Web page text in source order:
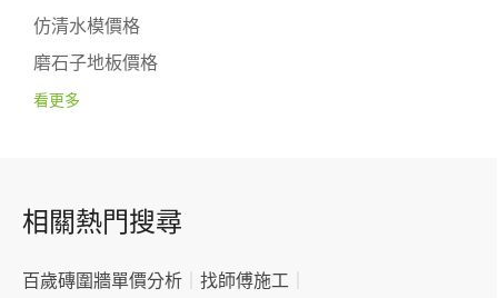
仿清水模價格
磨石子地板價格
看更多
相關熱門搜尋
百歲磚圍牆單價分析 找師傅施工